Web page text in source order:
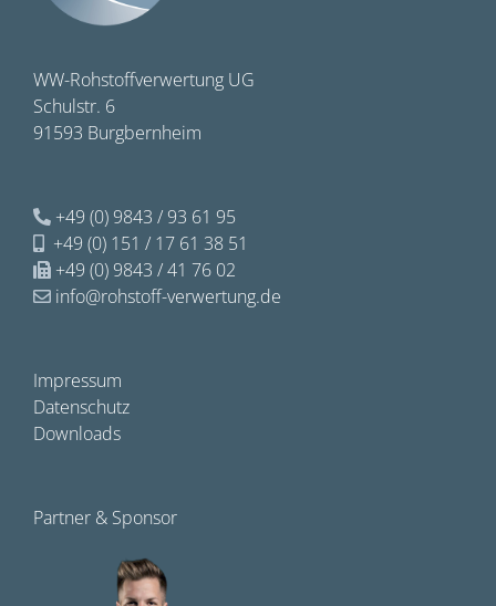
WW-Rohstoffverwertung UG
Schulstr. 6
91593 Burgbernheim
+49 (0) 9843 / 93 61 95
+49 (0) 151 / 17 61 38 51
+49 (0) 9843 / 41 76 02
info@rohstoff-verwertung.de
Impressum
Datenschutz
Downloads
Partner & Sponsor